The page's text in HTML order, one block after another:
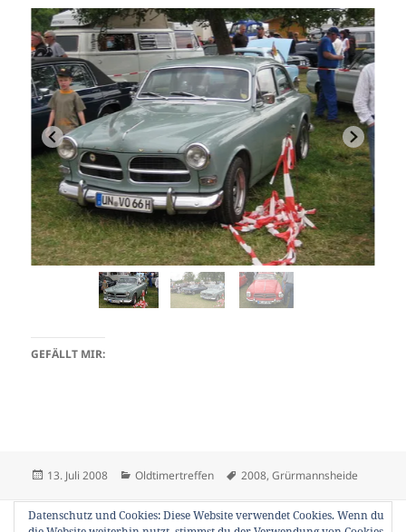
GEFÄLLT MIR:
Veröffentlicht
13. Juli 2008 Kategorien
Oldtimertreffen Schlagwörter
2008,Grürmannsheide
Beitragsnavigation
VORHERIGER
Datenschutz und Cookies: Diese Website verwendet Cookies. Wenn du